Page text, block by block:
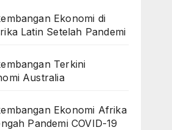
Ekonomi di
Latin Setelah Pandemi
Terkini
Australia
Ekonomi Afrika
Pandemi COVID-19